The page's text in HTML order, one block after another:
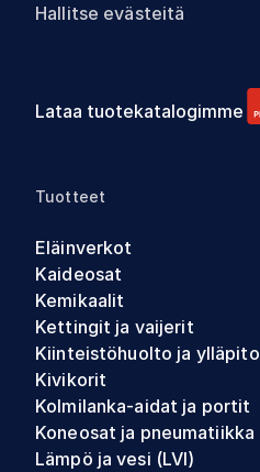
Hallitse evästeitä
Lataa tuotekatalogimme
Tuotteet
Eläinverkot
Kaideosat
Kemikaalit
Kettingit ja vaijerit
Kiinteistöhuolto ja ylläpito
Kivikorit
Kolmilanka-aidat ja portit
Koneosat ja pneumatiikka
Lämpö ja vesi (LVI)